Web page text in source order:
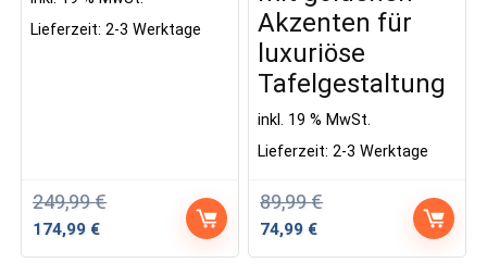
249,99€
Ursprünglicher
174,99 €Aktueller
Lieferzeit:2-3 Werktage
Akzenten für
luxuriöse
Tafelgestaltung
89,99€
Ursprünglicher
74,99 €Aktueller
inkl. 19 % MwSt.
Lieferzeit:2-3 Werktage